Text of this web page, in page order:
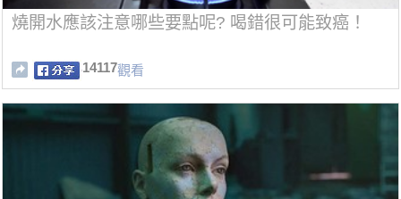
燒開水應該注意哪些要點呢? 喝錯很可能致癌！
14117觀看